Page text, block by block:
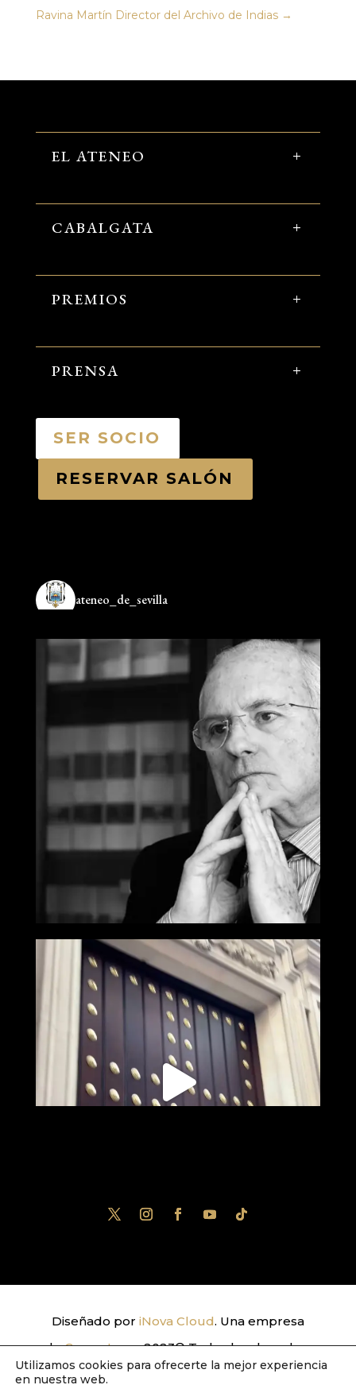
Ravina Martín Director del Archivo de Indias→
EL ATENEO
CABALGATA
PREMIOS
PRENSA
SER SOCIO
RESERVAR SALÓN
ateneo_de_sevilla
Diseñado por iNova Cloud. Una empresa
deGrupo Inova2023© Todos los derechos
reservados.Política de Privacidad|Aviso
Utilizamos cookies para ofrecerte la mejor experiencia
en nuestra web.